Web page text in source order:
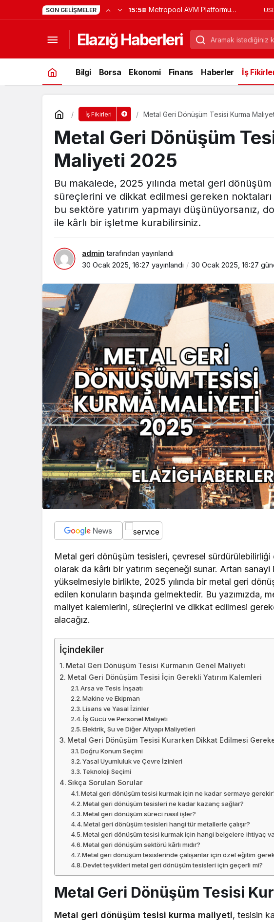
SON GELIŞMELER 15:58 Metropool AVM Platformu
Nedir? Sunulan Ürünler ve
Elazığ Haberleri
Bilgi Borsa Ekonomi Finans Haberler İş
İş Fikirleri Metal Geri Dönüşüm Tesisi Kurma
Metal Geri Dönüşüm
Maliyeti 2025
Bu makalede, 2025 yılında metal geri
süreçlerini ve dikkat edilmesi gereken
bu sektöre yatırım yapmayı düşünüyorsanız,
ile kârlı bir işletme kurabilirsiniz.
admin tarafından yayınlandı
30 Ocak 2025, 16:27 yayınlandı 30 Ocak 2025, 16:27
Metal geri dönüşüm tesisleri, çevresel sürdürülebilirliği
olarak da kârlı bir yatırım seçeneği sunar. Artan
yükselmesiyle birlikte, 2025 yılında bir metal geri
edilen konuların başında gelmektedir. Bu yazımızda,
maliyet kalemlerini, süreçlerini ve dikkat edilmesi
alacağız.
İçindekiler
Metal Geri Dönüşüm Tesisi Kurmanın Genel Maliyeti
Metal Geri Dönüşüm Tesisi İçin Gerekli Yatırım Kalemleri
Arsa ve Tesis İnşaatı
Makine ve Ekipman
Lisans ve Yasal İzinler
İş Gücü ve Personel Maliyeti
Elektrik, Su ve Diğer Altyapı Maliyetleri
Metal Geri Dönüşüm Tesisi Kurarken Dikkat Edilmesi
Doğru Konum Seçimi
Yasal Uyumluluk ve Çevre İzinleri
Teknoloji Seçimi
Sıkça Sorulan Sorular
Metal geri dönüşüm tesisi kurmak için ne kadar sermaye
Metal geri dönüşüm tesisleri ne kadar kazanç sağlar?
Metal geri dönüşüm süreci nasıl işler?
Metal geri dönüşüm tesisleri hangi tür metallerle çalışır?
Metal geri dönüşüm tesisi kurmak için hangi belgelere ihtiyaç
Metal geri dönüşüm sektörü kârlı mıdır?
Metal geri dönüşüm tesislerinde çalışanlar için özel eğitim
Devlet teşvikleri metal geri dönüşüm tesisleri için geçerli mi?
Metal Geri Dönüşüm Tesisi
Metal geri dönüşüm tesisi kurma maliyeti, tesisin